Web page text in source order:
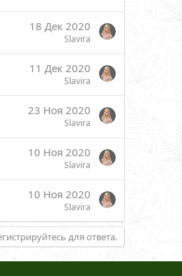
18 Дек 2020
Slavira
11 Дек 2020
Slavira
23 Ноя 2020
Slavira
10 Ноя 2020
Slavira
10 Ноя 2020
Slavira
для ответа.